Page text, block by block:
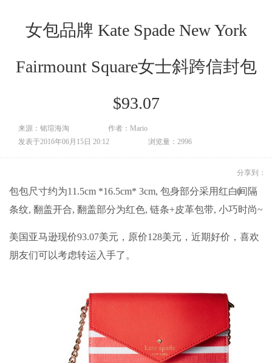
女包品牌 Kate Spade New York
Fairmount Square女士斜跨信封包
$93.07
来源：铭瑄海淘
作者：Mario
发表于2016年06月15日 20:12
浏览量：2996
分享到：
0
包包尺寸约为11.5cm *16.5cm* 3cm, 包身部分采用红白间隔
条纹, 翻盖开合, 翻盖部分为红色, 链条+皮革包带, 小巧时尚~
美国亚马逊现价93.07美元，原价128美元，近期好价，喜欢
朋友们可以考虑转运入手了。